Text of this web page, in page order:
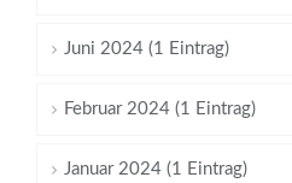
Juni 2024 (1 Eintrag)
Februar 2024 (1 Eintrag)
Januar 2024 (1 Eintrag)